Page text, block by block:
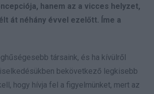
hanem az a vicces helyzet,
át néhány évvel ezelőtt. Íme a
társaink, és ha kívülről
bekövetkező legkisebb
hogy hívja fel a figyelmünket, mert az